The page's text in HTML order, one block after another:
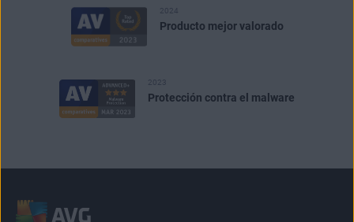
2024
Producto mejor valorado
2023
Protección contra el malware